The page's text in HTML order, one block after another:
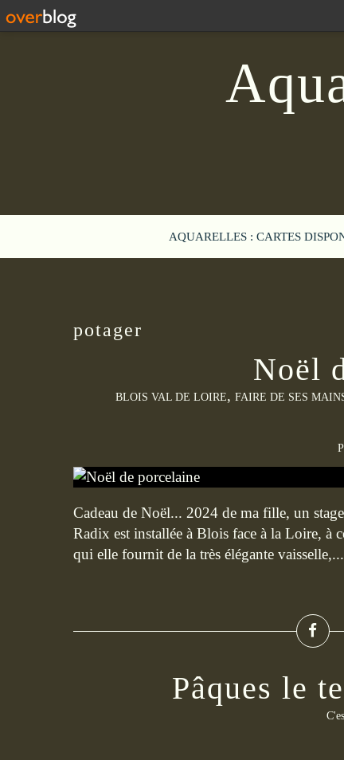
AQUARELLES : CARTES
potager
Noël
BLOIS VAL DE LOIRE, FAIRE DE SES
Cadeau de Noël... 2024 de ma fille, un
Radix est installée à Blois face à la Loire, à
qui elle fournit de la très élégante vaisselle,...
Pâques le